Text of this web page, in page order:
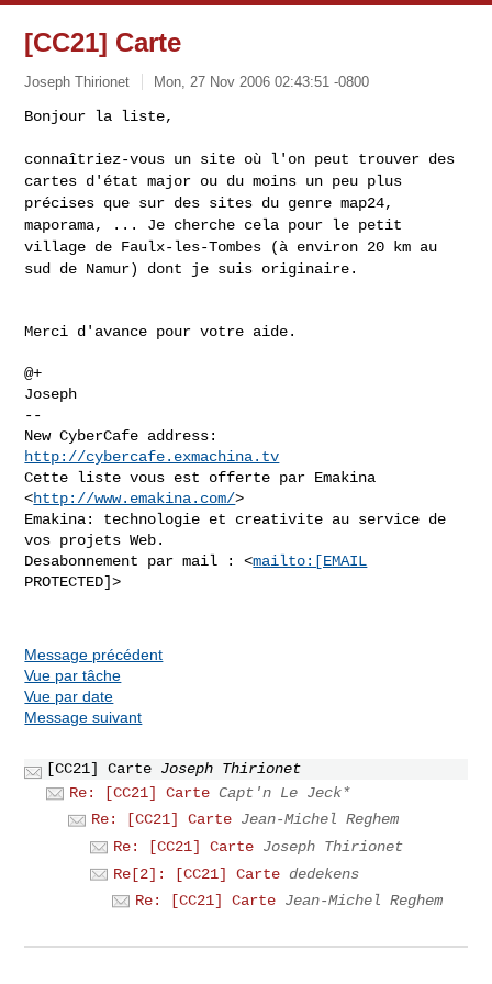
[CC21] Carte
Joseph Thirionet Mon, 27 Nov 2006 02:43:51 -0800
Bonjour la liste,
connaîtriez-vous un site où l'on peut trouver des
cartes d'état major ou dumoins un peu plus
précises que sur des sites du genre map24,
maporama, ... Je cherche cela pour le petit
village de Faulx-les-Tombes (à environ 20 km au
sud de Namur) dont je suis originaire.
Merci d'avance pour votre aide.
@+
--
http://cybercafe.exmachina.tv
Cette liste vous est offerte par Emakina
<http://www.emakina.com/>
Emakina: technologie et creativite au service de
vos projets Web.
Desabonnement par mail : <mailto:[EMAIL
PROTECTED]>
Message précédent
Vue par tâche
Vue par date
Message suivant
[CC21] Carte Joseph Thirionet
Re: [CC21] Carte Capt'n Le Jeck*
Re: [CC21] Carte Jean-Michel Reghem
Re: [CC21] Carte Joseph Thirionet
Re[2]: [CC21] Carte dedekens
Re: [CC21] Carte Jean-Michel Reghem